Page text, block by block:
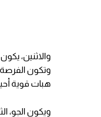
والاثنين،
وتكون
هبات قوية
ويكون الجو،